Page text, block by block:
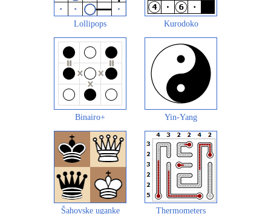
Lollipops Kurodoko
Binairo+ Yin-Yang
Šahovske uganke Thermometers